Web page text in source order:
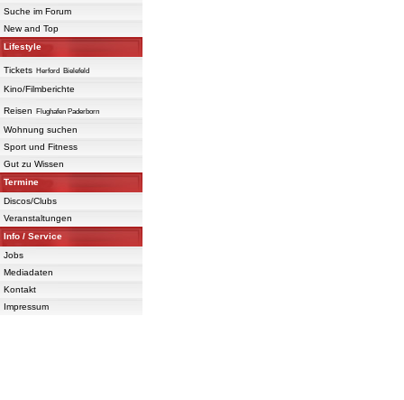
Suche im Forum
New and Top
Lifestyle
Tickets Herford Bielefeld
Kino/Filmberichte
Reisen Flughafen Paderborn
Wohnung suchen
Sport und Fitness
Gut zu Wissen
Termine
Discos/Clubs
Veranstaltungen
Info / Service
Jobs
Mediadaten
Kontakt
Impressum